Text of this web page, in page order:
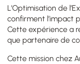
L’Optimisation de
confirment l’impact
Cette expérience a
que partenaire de
Cette mission chez